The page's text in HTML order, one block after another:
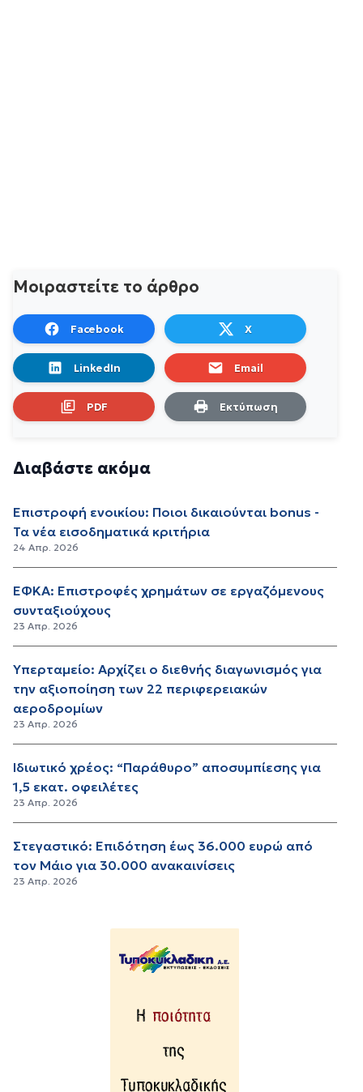
Μοιραστείτε το άρθρο
Facebook X
LinkedIn Email
PDF Εκτύπωση
Διαβάστε ακόμα
Επιστροφή ενοικίου: Ποιοι δικαιούνται bonus -
Τα νέα εισοδηματικά κριτήρια
24 Απρ. 2026
ΕΦΚΑ: Επιστροφές χρημάτων σε εργαζόμενους
συνταξιούχους
23 Απρ. 2026
Υπερταμείο: Αρχίζει ο διεθνής διαγωνισμός για
την αξιοποίηση των 22 περιφερειακών
αεροδρομίων
23 Απρ. 2026
Ιδιωτικό χρέος: “Παράθυρο” αποσυμπίεσης για
1,5 εκατ. οφειλέτες
23 Απρ. 2026
Στεγαστικό: Επιδότηση έως 36.000 ευρώ από
τον Μάιο για 30.000 ανακαινίσεις
23 Απρ. 2026